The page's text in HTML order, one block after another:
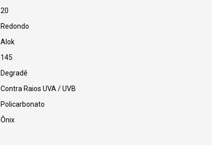
20
Redondo
Alok
145
Degradê
Contra Raios UVA / UVB
Policarbonato
Ônix